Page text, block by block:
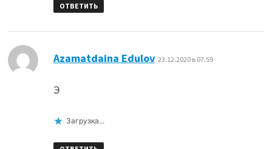
ОТВЕТИТЬ
Azamatdaina Edulov: 23.12.2020 в 07:59
Э
Загрузка...